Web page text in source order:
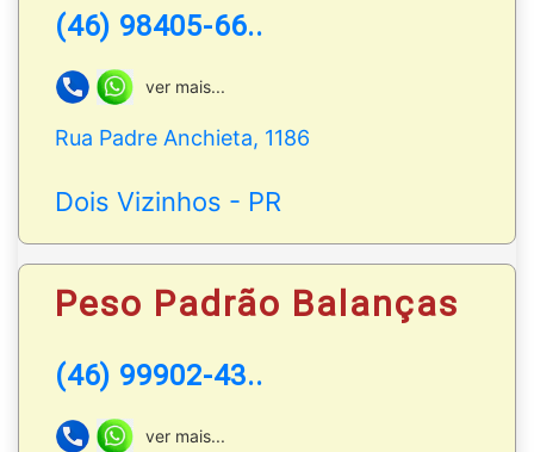
balanças, mecânicas e eletrônicas.
Autorizado pelo IPEM - PR
WhatsApp: (46) 99902-4384
(46) 98405-66..
ver mais...
Rua Padre Anchieta, 1186
Dois Vizinhos - PR
Peso Padrão Balanças
(46) 99902-43..
ver mais...